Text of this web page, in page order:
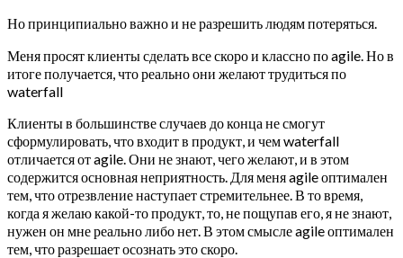
Но принципиально важно и не разрешить людям потеряться.
Меня просят клиенты сделать все скоро и классно по agile. Но в
итоге получается, что реально они желают трудиться по
waterfall
Клиенты в большинстве случаев до конца не смогут
сформулировать, что входит в продукт, и чем waterfall
отличается от agile. Они не знают, чего желают, и в этом
содержится основная неприятность. Для меня agile оптимален
тем, что отрезвление наступает стремительнее. В то время,
когда я желаю какой-то продукт, то, не пощупав его, я не знают,
нужен он мне реально либо нет. В этом смысле agile оптимален
тем, что разрешает осознать это скоро.